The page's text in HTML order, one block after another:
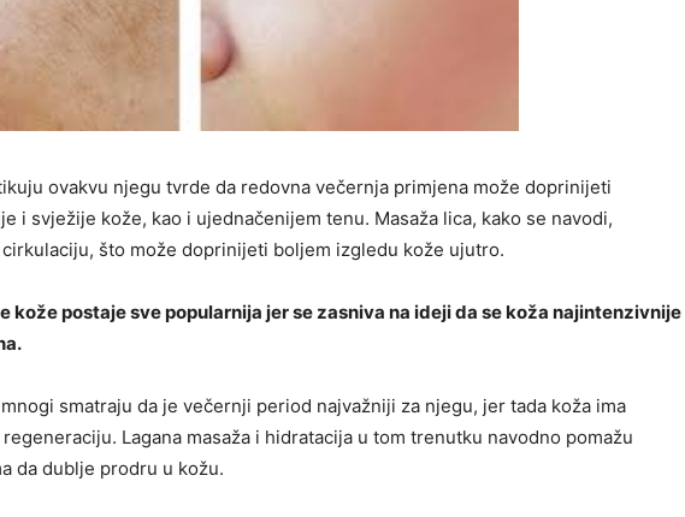
ovakvu njegu tvrde da redovna večernja primjena može doprinijeti
i svježije kože, kao i ujednačenijem tenu. Masaža lica, kako se navodi,
što može doprinijeti boljem izgledu kože ujutro.
kože postaje sve popularnija jer se zasniva na ideji da se koža najintenzivnije
smatraju da je večernji period najvažniji za njegu, jer tada koža ima
Lagana masaža i hidratacija u tom trenutku navodno pomažu
da dublje prodru u kožu.